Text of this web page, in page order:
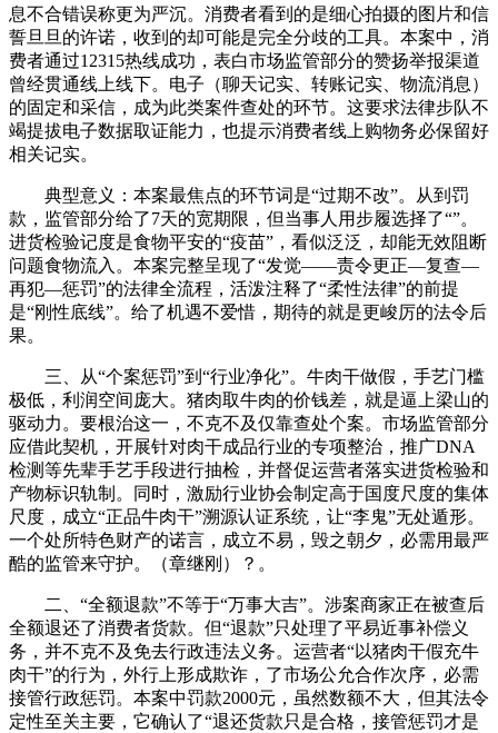
息不合错误称更为严沉。消费者看到的是细心拍摄的图片和信
誓旦旦的许诺，收到的却可能是完全分歧的工具。本案中，消
费者通过12315热线成功，表白市场监管部分的赞扬举报渠道
曾经贯通线上线下。电子（聊天记实、转账记实、物流消息）
的固定和采信，成为此类案件查处的环节。这要求法律步队不
竭提拔电子数据取证能力，也提示消费者线上购物务必保留好
相关记实。
典型意义：本案最焦点的环节词是“过期不改”。从到罚
款，监管部分给了7天的宽期限，但当事人用步履选择了“”。
进货检验记度是食物平安的“疫苗”，看似泛泛，却能无效阻断
问题食物流入。本案完整呈现了“发觉——责令更正—复查—
再犯—惩罚”的法律全流程，活泼注释了“柔性法律”的前提
是“刚性底线”。给了机遇不爱惜，期待的就是更峻厉的法令后
果。
三、从“个案惩罚”到“行业净化”。牛肉干做假，手艺门槛
极低，利润空间庞大。猪肉取牛肉的价钱差，就是逼上梁山的
驱动力。要根治这一，不克不及仅靠查处个案。市场监管部分
应借此契机，开展针对肉干成品行业的专项整治，推广DNA
检测等先辈手艺手段进行抽检，并督促运营者落实进货检验和
产物标识轨制。同时，激励行业协会制定高于国度尺度的集体
尺度，成立“正品牛肉干”溯源认证系统，让“李鬼”无处遁形。
一个处所特色财产的诺言，成立不易，毁之朝夕，必需用最严
酷的监管来守护。（章继刚）？。
二、“全额退款”不等于“万事大吉”。涉案商家正在被查后
全额退还了消费者货款。但“退款”只处理了平易近事补偿义
务，并不克不及免去行政违法义务。运营者“以猪肉干假充牛
肉干”的行为，外行上形成欺诈，了市场公允合作次序，必需
接管行政惩罚。本案中罚款2000元，虽然数额不大，但其法令
定性至关主要，它确认了“退还货款只是合格，接管惩罚才是